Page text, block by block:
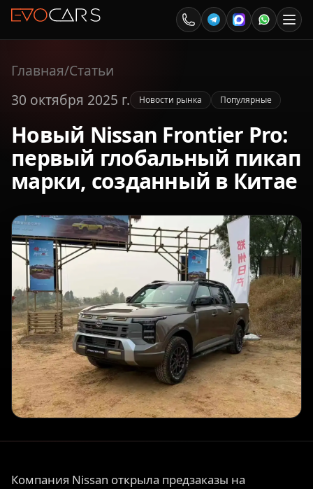
Главная/Статьи
30 октября 2025 г.
Новости рынка Популярные
Новый Nissan Frontier Pro:
первый глобальный пикап
марки, созданный в Китае
Компания Nissan открыла предзаказы на